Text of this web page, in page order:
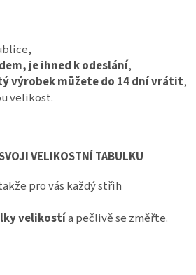
je ihned k odeslání,
výrobek můžete do 14 dní vrátit,
velikost.
VELIKOSTNÍ TABULKU
pro vás každý střih
velikostía pečlivě se změřte.